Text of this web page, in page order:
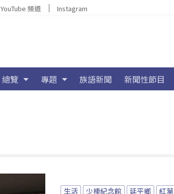
YouTube 頻道 Instagram
總覽 專題 族語新聞 新聞性節目
生活 少棒紀念館 延平鄉 紅葉